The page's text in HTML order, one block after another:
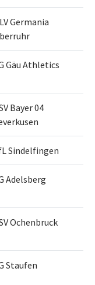
Germania
Gäu Athletics
Bayer 04
Sindelfingen
Adelsberg
Ochenbruck
Staufen